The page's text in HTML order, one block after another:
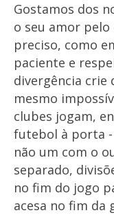
Gostamos dos
o seu amor
preciso, como
paciente e
divergência crie
mesmo
clubes jogam,
futebol à porta -
não um com o
separado,
no fim do jogo
acesa no fim da